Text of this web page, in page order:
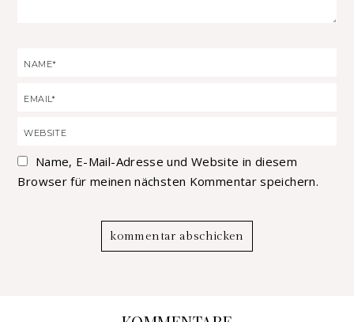
Name, E-Mail-Adresse und Website in diesem
Browser für meinen nächsten Kommentar speichern.